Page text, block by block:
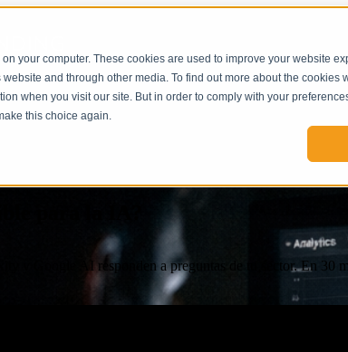
your computer. These cookies are used to improve your website
and through other media. To find out more about the cookies
when you visit our site. But in order to comply with your
this choice again.
gratuito de visibilidad de la
y Google AI responden a preguntas de tu sector. En